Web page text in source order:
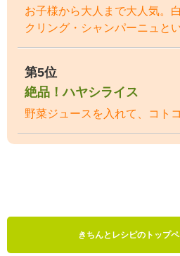
お子様から大人まで大人気。
クリング・シャンパーニュと
第5位
絶品！ハヤシライス
野菜ジュースを入れて、コト
きちんとレシピのトップ